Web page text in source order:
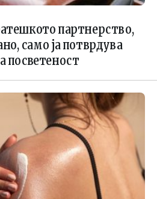
партнерство,
само ја потврдува
посветеност